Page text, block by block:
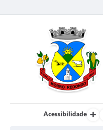
Acessibilidade